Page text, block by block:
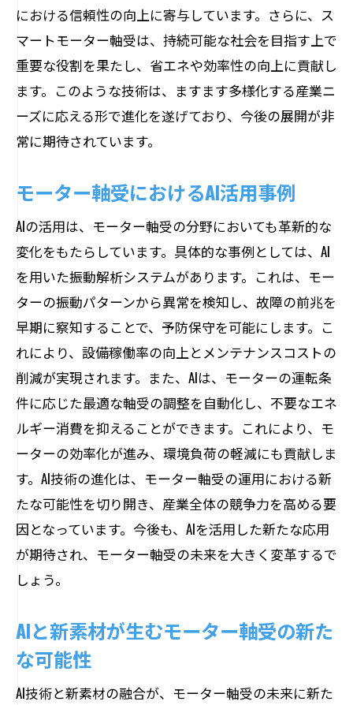
における信頼性の向上に寄与しています。さらに、ス
マートモーター軸受は、持続可能な社会を目指す上で
重要な役割を果たし、省エネや効率性の向上に貢献し
ます。このような技術は、ますます多様化する産業ニ
ーズに応える形で進化を遂げており、今後の展開が非
常に期待されています。
モーター軸受におけるAI活用事例
AIの活用は、モーター軸受の分野においても革新的な
変化をもたらしています。具体的な事例としては、AI
を用いた振動解析システムがあります。これは、モー
ターの振動パターンから異常を検知し、故障の前兆を
早期に察知することで、予防保守を可能にします。こ
れにより、設備稼働率の向上とメンテナンスコストの
削減が実現されます。また、AIは、モーターの運転条
件に応じた最適な軸受の調整を自動化し、不要なエネ
ルギー消費を抑えることができます。これにより、モ
ーターの効率化が進み、環境負荷の軽減にも貢献しま
す。AI技術の進化は、モーター軸受の運用における新
たな可能性を切り開き、産業全体の競争力を高める要
因となっています。今後も、AIを活用した新たな応用
が期待され、モーター軸受の未来を大きく変革するで
しょう。
AIと新素材が生むモーター軸受の新た
な可能性
AI技術と新素材の融合が、モーター軸受の未来に新た